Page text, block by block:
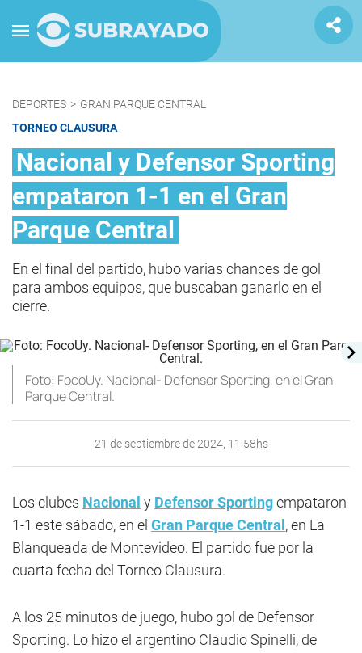
DEPORTES > GRAN PARQUE CENTRAL
TORNEO CLAUSURA
Nacional y Defensor Sporting
empataron 1-1 en el Gran
Parque Central
En el final del partido, hubo varias chances de gol
para ambos equipos, que buscaban ganarlo en el
cierre.
Foto: FocoUy. Nacional- Defensor Sporting, en el Gran
Parque Central.
21 de septiembre de 2024, 11:58hs
Los clubes Nacional y Defensor Sportingempataron
1-1 este sábado, en el Gran Parque Central , en La
Blanqueada de Montevideo. El partido fue por la
cuarta fecha del Torneo Clausura.
A los 25 minutos de juego, hubo gol de Defensor
Sporting. Lo hizo el argentino Claudio Spinelli, de